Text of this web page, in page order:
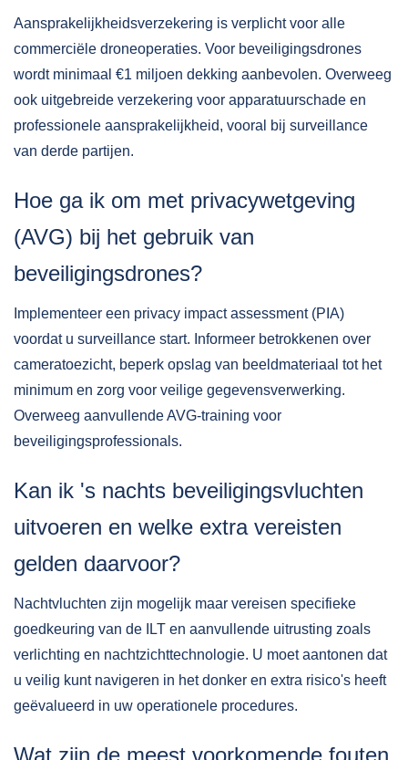
Aansprakelijkheidsverzekering is verplicht voor alle
commerciële droneoperaties. Voor beveiligingsdrones
wordt minimaal €1 miljoen dekking aanbevolen. Overweeg
ook uitgebreide verzekering voor apparatuurschade en
professionele aansprakelijkheid, vooral bij surveillance
van derde partijen.
Hoe ga ik om met privacywetgeving
(AVG) bij het gebruik van
beveiligingsdrones?
Implementeer een privacy impact assessment (PIA)
voordat u surveillance start. Informeer betrokkenen over
cameratoezicht, beperk opslag van beeldmateriaal tot het
minimum en zorg voor veilige gegevensverwerking.
Overweeg aanvullende AVG-training voor
beveiligingsprofessionals.
Kan ik 's nachts beveiligingsvluchten
uitvoeren en welke extra vereisten
gelden daarvoor?
Nachtvluchten zijn mogelijk maar vereisen specifieke
goedkeuring van de ILT en aanvullende uitrusting zoals
verlichting en nachtzichttechnologie. U moet aantonen dat
u veilig kunt navigeren in het donker en extra risico's heeft
geëvalueerd in uw operationele procedures.
Wat zijn de meest voorkomende fouten